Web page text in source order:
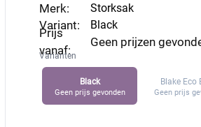
Merk:
Variant:
Prijs
vanaf:
Storksak
Black
Geen prijzen
Varianten
Black
Geen prijs gevonden
Blake Eco
Geen prijs